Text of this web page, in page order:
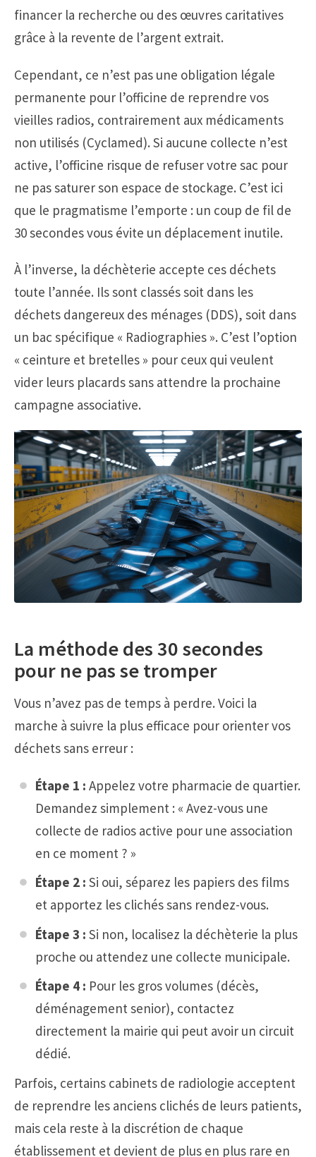
financer la recherche ou des œuvres caritatives
grâce à la revente de l’argent extrait.
Cependant, ce n’est pas une obligation légale
permanente pour l’officine de reprendre vos
vieilles radios, contrairement aux médicaments
non utilisés (Cyclamed). Si aucune collecte n’est
active, l’officine risque de refuser votre sac pour
ne pas saturer son espace de stockage. C’est ici
que le pragmatisme l’emporte : un coup de fil de
30 secondes vous évite un déplacement inutile.
À l’inverse, la déchèterie accepte ces déchets
toute l’année. Ils sont classés soit dans les
déchets dangereux des ménages (DDS), soit dans
un bac spécifique « Radiographies ». C’est l’option
« ceinture et bretelles » pour ceux qui veulent
vider leurs placards sans attendre la prochaine
campagne associative.
La méthode des 30 secondes
pour ne pas se tromper
Vous n’avez pas de temps à perdre. Voici la
marche à suivre la plus efficace pour orienter vos
déchets sans erreur :
Étape 1 : Appelez votre pharmacie de quartier.
Demandez simplement : « Avez-vous une
collecte de radios active pour une association
en ce moment ? »
Étape 2 : Si oui, séparez les papiers des films
et apportez les clichés sans rendez-vous.
Étape 3 : Si non, localisez la déchèterie la plus
proche ou attendez une collecte municipale.
Étape 4 : Pour les gros volumes (décès,
déménagement senior), contactez
directement la mairie qui peut avoir un circuit
dédié.
Parfois, certains cabinets de radiologie acceptent
de reprendre les anciens clichés de leurs patients,
mais cela reste à la discrétion de chaque
établissement et devient de plus en plus rare en